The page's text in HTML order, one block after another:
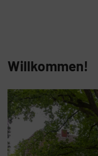
Willkommen!